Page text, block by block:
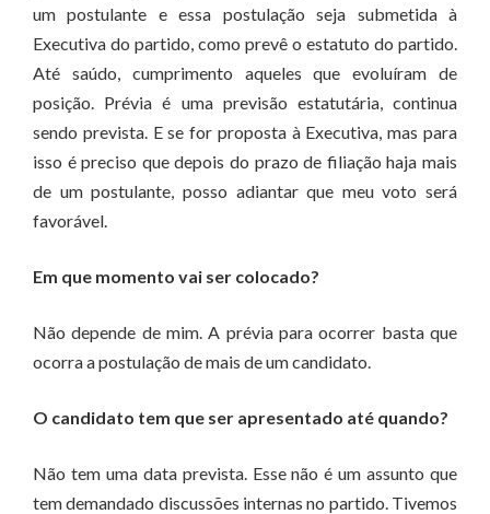
um postulante e essa postulação seja submetida à
Executiva do partido, como prevê o estatuto do partido.
Até saúdo, cumprimento aqueles que evoluíram de
posição. Prévia é uma previsão estatutária, continua
sendo prevista. E se for proposta à Executiva, mas para
isso é preciso que depois do prazo de filiação haja mais
de um postulante, posso adiantar que meu voto será
favorável.
Em que momento vai ser colocado?
Não depende de mim. A prévia para ocorrer basta que
ocorra a postulação de mais de um candidato.
O candidato tem que ser apresentado até quando?
Não tem uma data prevista. Esse não é um assunto que
tem demandado discussões internas no partido. Tivemos